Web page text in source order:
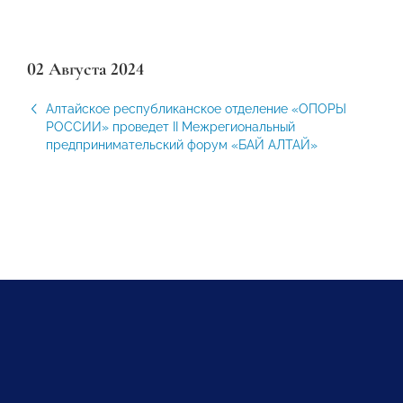
02 Августа 2024
Алтайское республиканское отделение «ОПОРЫ
РОССИИ» проведет II Межрегиональный
предпринимательский форум «БАЙ АЛТАЙ»